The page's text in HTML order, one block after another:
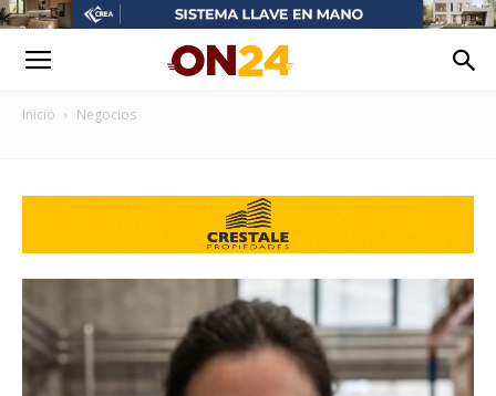
Inicio Negocios